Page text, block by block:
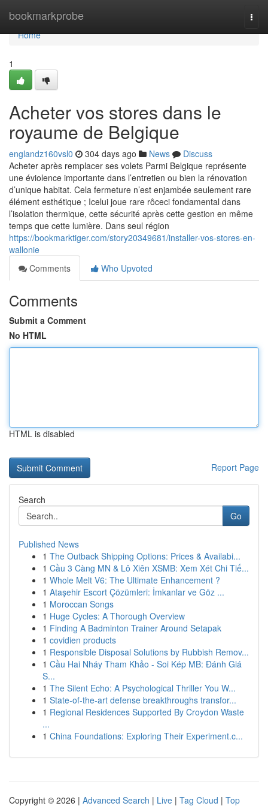
bookmarkprobe
Home
Home
1
Acheter vos stores dans le
royaume de Belgique
englandz160vsl0 304 days ago News
Discuss
Acheter après remplacer ses volets Parmi Belgique représente
une éviolence importante dans l’entretien ou bien la rénovation
d’unique habitat. Cela fermeture n’est enjambée seulement rare
élément esthétique ; Icelui joue rare rôceci fondamental dans
l’isolation thermique, cette sécurité après cette gestion en même
temps que cette lumière. Dans seul région
https://bookmarktiger.com/story20349681/installer-vos-stores-en-
wallonie
Comments
Who Upvoted
Comments
Submit a Comment
No HTML
HTML is disabled
Report Page
Search
Go
Published News
1 The Outback Shipping Options: Prices & Availabi...
1 Cầu 3 Càng MN & Lô Xiên XSMB: Xem Xét Chi Tiế...
1 Whole Melt V6: The Ultimate Enhancement ?
1 Ataşehir Escort Çözümleri: İmkanlar ve Göz ...
1 Moroccan Songs
1 Huge Cycles: A Thorough Overview
1 Finding A Badminton Trainer Around Setapak
1 covidien products
1 Responsible Disposal Solutions by Rubbish Remov...
1 Cầu Hai Nháy Tham Khảo - Soi Kép MB: Đánh Giá
S...
1 The Silent Echo: A Psychological Thriller You W...
1 State-of-the-art defense breakthroughs transfor...
1 Regional Residences Supported By Croydon Waste
...
1 China Foundations: Exploring Their Experiment.c...
Copyright © 2026 | Advanced Search | Live | Tag Cloud | Top